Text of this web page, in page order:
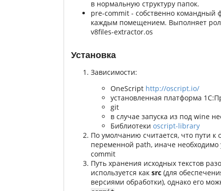
в нормальную структуру папок.
pre-commit - собственно
каждым помещением. Выполняет
v8files-extractor.os
Установка
Зависимости:
OneScript http://oscript.io/
установленная платформа
git
в случае запуска из под wine
Библиотеки oscript-library
По умолчанию считается, что пути к
переменной path, иначе необходимо
commit
Путь хранения исходных текстов
используется как src(для
версиями обработки), однако его